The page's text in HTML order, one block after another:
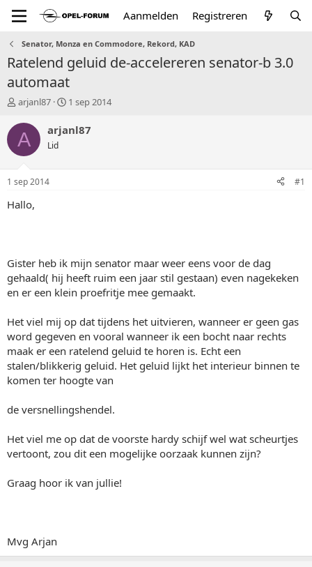
Aanmelden Registreren
Senator, Monza en Commodore, Rekord, KAD
Ratelend geluid de-accelereren senator-b 3.0
automaat
T
p
i
a
r
arjanl87
S
a
1 sep 2014
A arjanl87
Lid
1 sep 2014 #1
Hallo,
Gister heb ik mijn senator maar weer eens voor de dag
gehaald( hij heeft ruim een jaar stil gestaan) even nagekeken
en er een klein proefritje mee gemaakt.
Het viel mij op dat tijdens het uitvieren, wanneer er geen gas
word gegeven en vooral wanneer ik een bocht naar rechts
maak er een ratelend geluid te horen is. Echt een
stalen/blikkerig geluid. Het geluid lijkt het interieur binnen te
komen ter hoogte van
de versnellingshendel.
Het viel me op dat de voorste hardy schijf wel wat scheurtjes
vertoont, zou dit een mogelijke oorzaak kunnen zijn?
Graag hoor ik van jullie!
Mvg Arjan